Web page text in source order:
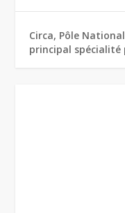
Circa, Pôle
principal